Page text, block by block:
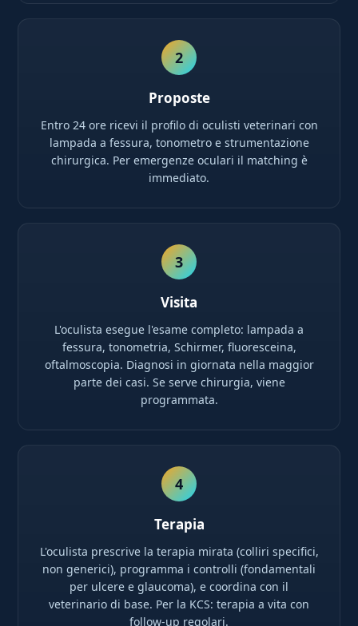
2
Proposte
Entro 24 ore ricevi il profilo di oculisti veterinari con
lampada a fessura, tonometro e strumentazione
chirurgica. Per emergenze oculari il matching è
immediato.
3
Visita
L'oculista esegue l'esame completo: lampada a
fessura, tonometria, Schirmer, fluoresceina,
oftalmoscopia. Diagnosi in giornata nella maggior
parte dei casi. Se serve chirurgia, viene
programmata.
4
Terapia
L'oculista prescrive la terapia mirata (colliri specifici,
non generici), programma i controlli (fondamentali
per ulcere e glaucoma), e coordina con il
veterinario di base. Per la KCS: terapia a vita con
follow-up regolari.